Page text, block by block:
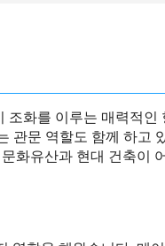
조화를 이루는 매력적인
관문 역할도 함께 하고
화유산과 현대 건축이